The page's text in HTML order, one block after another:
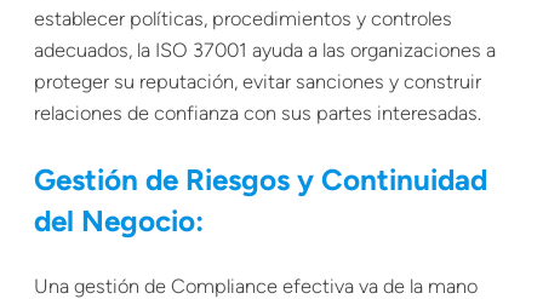
establecer políticas, procedimientos y controles
adecuados, la ISO 37001 ayuda a las organizaciones a
proteger su reputación, evitar sanciones y construir
relaciones de confianza con sus partes interesadas.
Gestión de Riesgos y Continuidad
del Negocio:
Una gestión de Compliance efectiva va de la mano